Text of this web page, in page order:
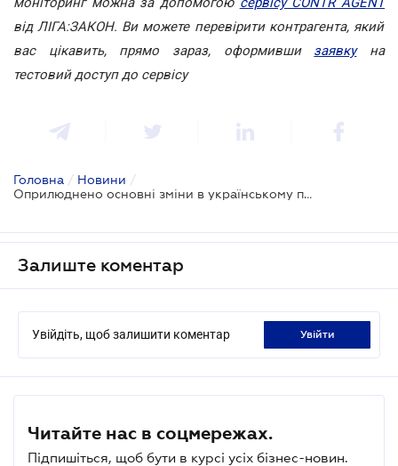
від ЛІГА:ЗАКОН. Ви можете перевірити контрагента, який
вас цікавить, прямо зараз, оформивши заявкуна
тестовий доступ до сервісу
Головна / Новини /
Оприлюднено основні зміни в українському правописі
Залиште коментар
Увійдіть, щоб залишити коментар увійти
Читайте нас в соцмережах.
Підпишіться, щоб бути в курсі усіх бізнес-новин.